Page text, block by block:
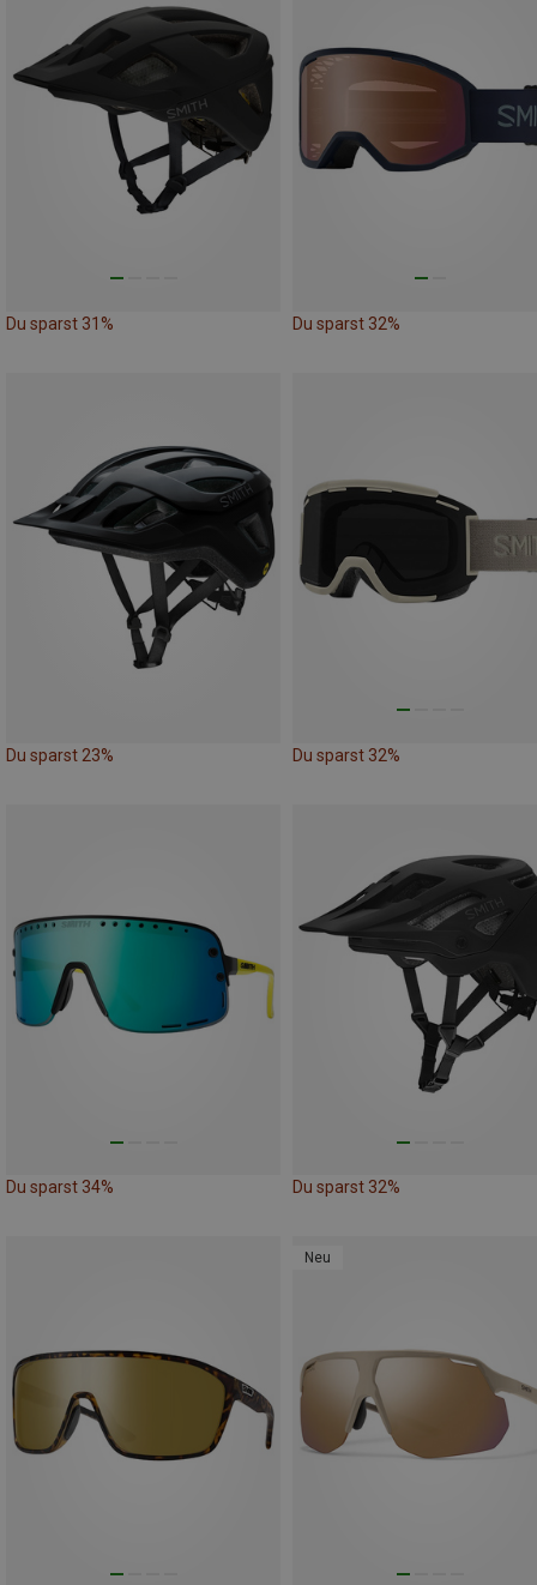
Du sparst 31% Du sparst 32%
Du sparst 23% Du sparst 32%
Du sparst 34% Du sparst 32%
Neu